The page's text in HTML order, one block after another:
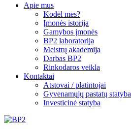
Apie mus
Kodėl mes?
Įmonės istorija
Gamybos įmonės
BP2 laboratorija
Meistrų akademija
Darbas BP2
Rinkodaros veikla
Kontaktai
Atstovai / platintojai
Gyvenamųjų pastatų statyba
Investicinė statyba